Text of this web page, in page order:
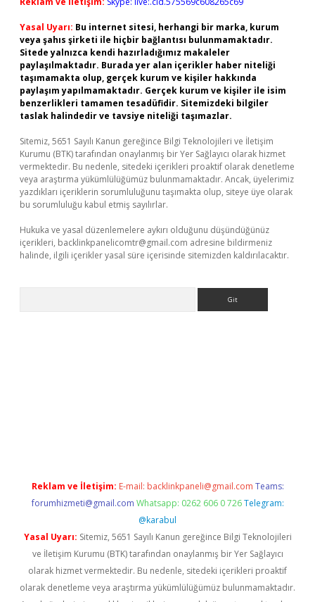
Yasal Uyarı: Bu internet sitesi, herhangi bir marka, kurum
veya şahıs şirketi ile hiçbir bağlantısı bulunmamaktadır.
Sitede yalnızca kendi hazırladığımız makaleler
paylaşılmaktadır. Burada yer alan içerikler haber niteliği
taşımamakta olup, gerçek kurum ve kişiler hakkında
paylaşım yapılmamaktadır. Gerçek kurum ve kişiler ile isim
benzerlikleri tamamen tesadüfidir. Sitemizdeki bilgiler
taslak halindedir ve tavsiye niteliği taşımazlar.
Sitemiz, 5651 Sayılı Kanun gereğince Bilgi Teknolojileri ve İletişim
Kurumu (BTK) tarafından onaylanmış bir Yer Sağlayıcı olarak hizmet
vermektedir. Bu nedenle, sitedeki içerikleri proaktif olarak denetleme
veya araştırma yükümlülüğümüz bulunmamaktadır. Ancak, üyelerimiz
yazdıkları içeriklerin sorumluluğunu taşımakta olup, siteye üye olarak
bu sorumluluğu kabul etmiş sayılırlar.
Hukuka ve yasal düzenlemelere aykırı olduğunu düşündüğünüz
içerikleri, backlinkpanelicomtr@gmail.com adresine bildirmeniz
halinde, ilgili içerikler yasal süre içerisinde sitemizden kaldırılacaktır.
Reklam ve İletişim: E-mail: backlinkpaneli@gmail.com Teams:
forumhizmeti@gmail.com Whatsapp: 0262 606 0 726 Telegram:
@karabul
Yasal Uyarı: Sitemiz, 5651 Sayılı Kanun gereğince Bilgi Teknolojileri
ve İletişim Kurumu (BTK) tarafından onaylanmış bir Yer Sağlayıcı
olarak hizmet vermektedir. Bu nedenle, sitedeki içerikleri proaktif
olarak denetleme veya araştırma yükümlülüğümüz bulunmamaktadır.